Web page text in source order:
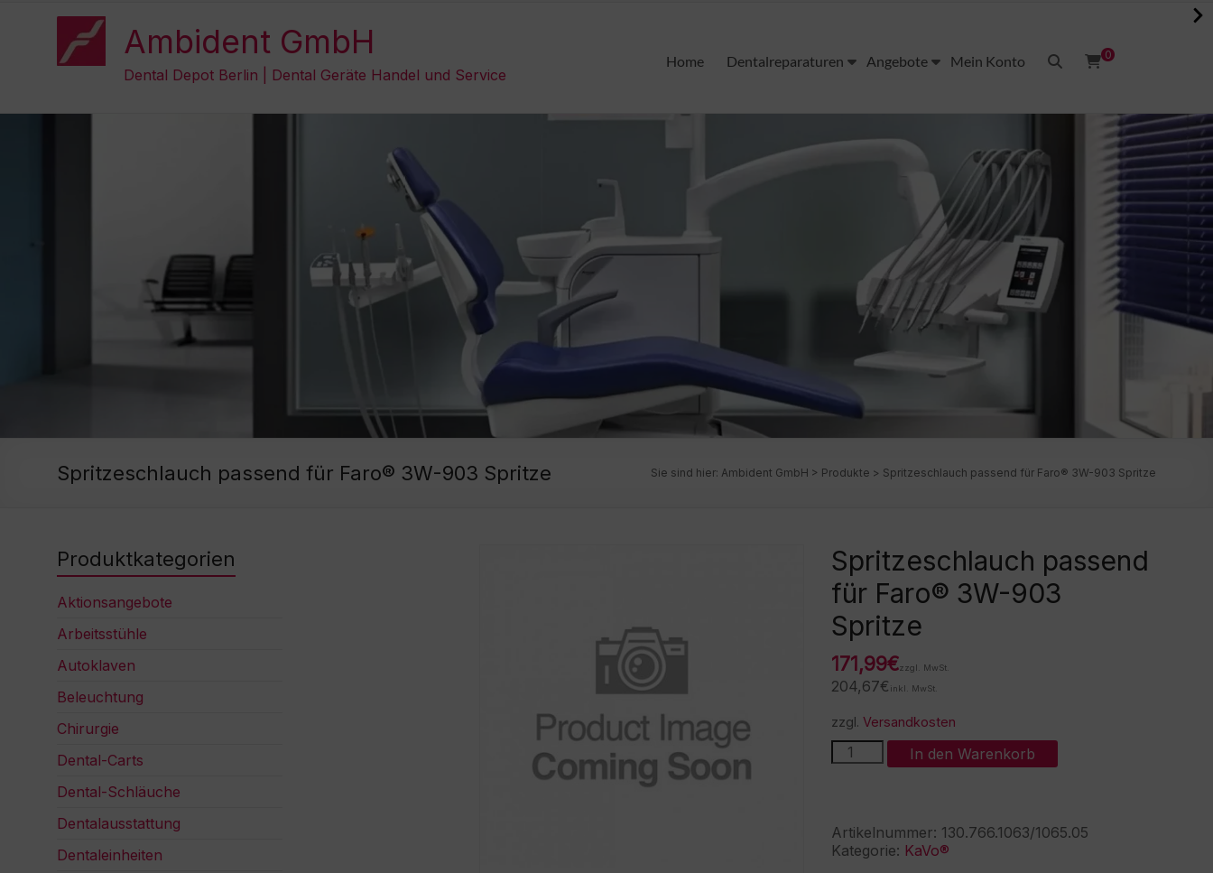
Ambident GmbH
Dental Depot Berlin | Dental Geräte Handel und Service
0
Home Dentalreparaturen Angebote Mein Konto
Spritzeschlauch passend für Faro® 3W-903 Spritze Sie sind hier: Ambident GmbH > Produkte > Spritzeschlauch passend für Faro® 3W-903 Spritze
Spritzeschlauch passend
für Faro® 3W-903
Spritze
171,99€zzgl. MwSt.
204,67€ inkl. MwSt.
zzgl. Versandkosten
Spritzeschlauch
passend
903
Spritze
In den Warenkorb
n
Artikelnummer: 130.766.1063/1065.05
Kategorie: KaVo®
Produktkategorien
Aktionsangebote
Arbeitsstühle
Autoklaven
Beleuchtung
Chirurgie
Dental-Carts
Dental-Schläuche
Dentalausstattung
Dentaleinheiten